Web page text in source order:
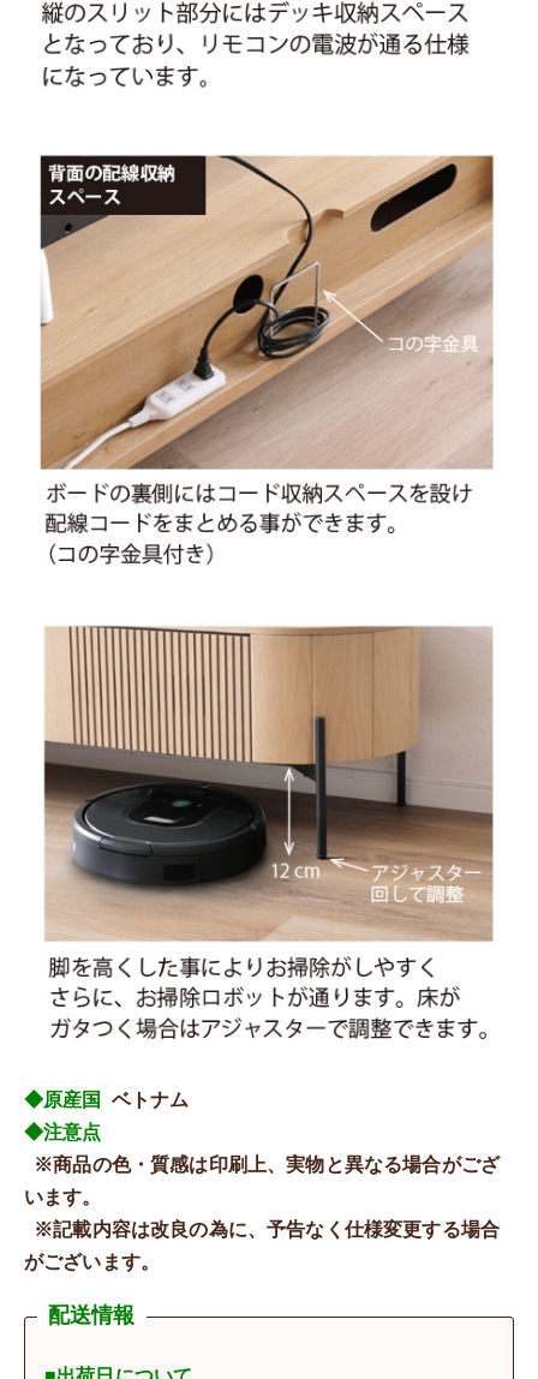
◆原産国
ベトナム
◆注意点
※商品の色・質感は印刷上、実物と異なる場合がござ
います。
※記載内容は改良の為に、予告なく仕様変更する場合
がございます。
配送情報